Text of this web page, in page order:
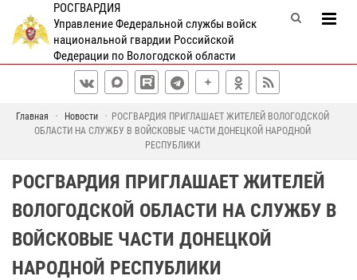
РОСГВАРДИЯ
Управление Федеральной службы войск
национальной гвардии Российской
Федерации по Вологодской области
Главная Новости
РОСГВАРДИЯ ПРИГЛАШАЕТ ЖИТЕЛЕЙ ВОЛОГОДСКОЙ
ОБЛАСТИ НА СЛУЖБУ В ВОЙСКОВЫЕ ЧАСТИ ДОНЕЦКОЙ НАРОДНОЙ
РЕСПУБЛИКИ
РОСГВАРДИЯ ПРИГЛАШАЕТ ЖИТЕЛЕЙ
ВОЛОГОДСКОЙ ОБЛАСТИ НА СЛУЖБУ В
ВОЙСКОВЫЕ ЧАСТИ ДОНЕЦКОЙ
НАРОДНОЙ РЕСПУБЛИКИ